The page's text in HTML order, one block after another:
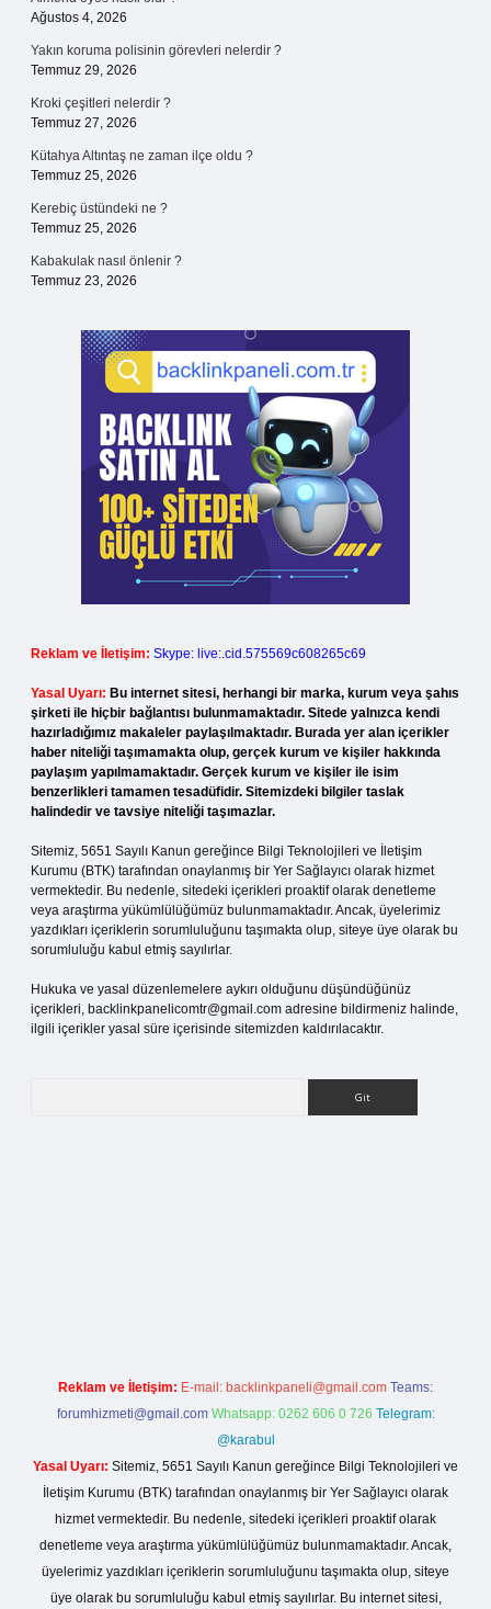
Ağustos 4, 2026
Yakın koruma polisinin görevleri nelerdir ?
Temmuz 29, 2026
Kroki çeşitleri nelerdir ?
Temmuz 27, 2026
Kütahya Altıntaş ne zaman ilçe oldu ?
Temmuz 25, 2026
Kerebiç üstündeki ne ?
Temmuz 25, 2026
Kabakulak nasıl önlenir ?
Temmuz 23, 2026
Reklam ve İletişim: Skype: live:.cid.575569c608265c69
Yasal Uyarı: Bu internet sitesi, herhangi bir marka, kurum veya şahıs
şirketi ile hiçbir bağlantısı bulunmamaktadır. Sitede yalnızca kendi
hazırladığımız makaleler paylaşılmaktadır. Burada yer alan içerikler
haber niteliği taşımamakta olup, gerçek kurum ve kişiler hakkında
paylaşım yapılmamaktadır. Gerçek kurum ve kişiler ile isim
benzerlikleri tamamen tesadüfidir. Sitemizdeki bilgiler taslak
halindedir ve tavsiye niteliği taşımazlar.
Sitemiz, 5651 Sayılı Kanun gereğince Bilgi Teknolojileri ve İletişim
Kurumu (BTK) tarafından onaylanmış bir Yer Sağlayıcı olarak hizmet
vermektedir. Bu nedenle, sitedeki içerikleri proaktif olarak denetleme
veya araştırma yükümlülüğümüz bulunmamaktadır. Ancak, üyelerimiz
yazdıkları içeriklerin sorumluluğunu taşımakta olup, siteye üye olarak bu
sorumluluğu kabul etmiş sayılırlar.
Hukuka ve yasal düzenlemelere aykırı olduğunu düşündüğünüz
içerikleri, backlinkpanelicomtr@gmail.com adresine bildirmeniz halinde,
ilgili içerikler yasal süre içerisinde sitemizden kaldırılacaktır.
Reklam ve İletişim: E-mail: backlinkpaneli@gmail.com Teams:
forumhizmeti@gmail.com Whatsapp: 0262 606 0 726 Telegram:
@karabul
Yasal Uyarı: Sitemiz, 5651 Sayılı Kanun gereğince Bilgi Teknolojileri ve
İletişim Kurumu (BTK) tarafından onaylanmış bir Yer Sağlayıcı olarak
hizmet vermektedir. Bu nedenle, sitedeki içerikleri proaktif olarak
denetleme veya araştırma yükümlülüğümüz bulunmamaktadır. Ancak,
üyelerimiz yazdıkları içeriklerin sorumluluğunu taşımakta olup, siteye
üye olarak bu sorumluluğu kabul etmiş sayılırlar. Bu internet sitesi,